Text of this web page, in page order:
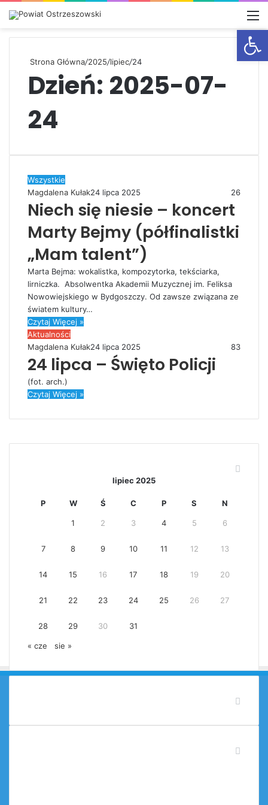
Strona Główna/2025/lipiec/24
Dzień: 2025-07-
24
Wszystkie
Magdalena Kułak24 lipca 2025 26
Niech się niesie – koncert
Marty Bejmy (półfinalistki
„Mam talent”)
Marta Bejma: wokalistka, kompozytorka, tekściarka,
lirniczka. Absolwentka Akademii Muzycznej im. Feliksa
Nowowiejskiego w Bydgoszczy. Od zawsze związana ze
światem kultury…
Czytaj Więcej »
Aktualności
Magdalena Kułak24 lipca 2025 83
24 lipca – Święto Policji
(fot. arch.)
Czytaj Więcej »
lipiec 2025
P W Ś C P S N
1 2 3 4 5 6
7 8 9 10 11 12 13
14 15 16 17 18 19 20
21 22 23 24 25 26 27
28 29 30 31
« cze sie »